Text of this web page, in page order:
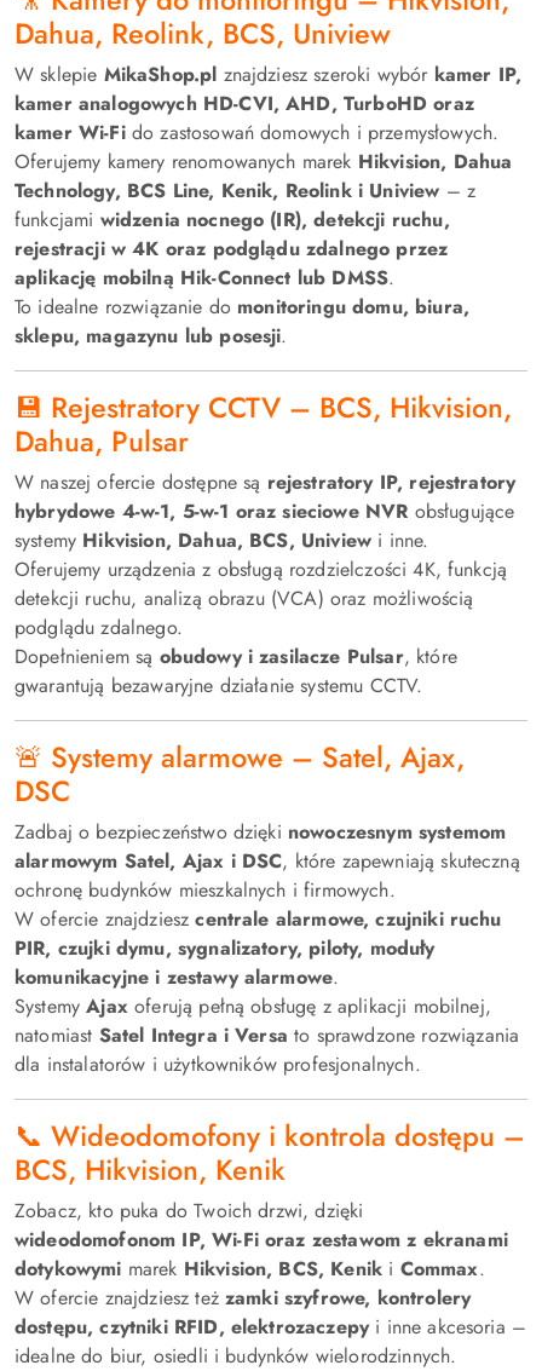
Dahua, Reolink, BCS, Uniview
W sklepie MikaShop.pl znajdziesz szeroki wybór kamer IP,
kamer analogowych HD-CVI, AHD, TurboHD oraz
kamer Wi-Fido zastosowań domowych i przemysłowych.
Oferujemy kamery renomowanych marek Hikvision, Dahua
Technology, BCS Line, Kenik, Reolink i Uniview – z
funkcjami widzenia nocnego (IR), detekcji ruchu,
rejestracji w 4K oraz podglądu zdalnego przez
aplikację mobilną Hik-Connect lub DMSS.
To idealne rozwiązanie do monitoringu domu, biura,
sklepu, magazynu lub posesji.
💾 Rejestratory CCTV – BCS, Hikvision,
Dahua, Pulsar
W naszej ofercie dostępne są rejestratory IP, rejestratory
hybrydowe 4-w-1, 5-w-1 oraz sieciowe NVR obsługujące
systemy Hikvision, Dahua, BCS, Uniview i inne.
Oferujemy urządzenia z obsługą rozdzielczości 4K, funkcją
detekcji ruchu, analizą obrazu (VCA) oraz możliwością
podglądu zdalnego.
Dopełnieniem są obudowy i zasilacze Pulsar, które
gwarantują bezawaryjne działanie systemu CCTV.
🚨 Systemy alarmowe – Satel, Ajax,
DSC
Zadbaj o bezpieczeństwo dzięki nowoczesnym systemom
alarmowym Satel, Ajax i DSC, które zapewniają skuteczną
ochronę budynków mieszkalnych i firmowych.
W ofercie znajdzieszcentrale alarmowe, czujniki ruchu
PIR, czujki dymu, sygnalizatory, piloty, moduły
komunikacyjne i zestawy alarmowe.
SystemyAjaxoferują pełną obsługę z aplikacji mobilnej,
natomiast Satel Integra i Versa to sprawdzone rozwiązania
dla instalatorów i użytkowników profesjonalnych.
📞 Wideodomofony i kontrola dostępu –
BCS, Hikvision, Kenik
Zobacz, kto puka do Twoich drzwi, dzięki
wideodomofonom IP, Wi-Fi oraz zestawom z ekranami
dotykowymi marek Hikvision, BCS, Kenik i Commax.
W ofercie znajdziesz też zamki szyfrowe, kontrolery
dostępu, czytniki RFID, elektrozaczepyi inne akcesoria –
idealne do biur, osiedli i budynków wielorodzinnych.